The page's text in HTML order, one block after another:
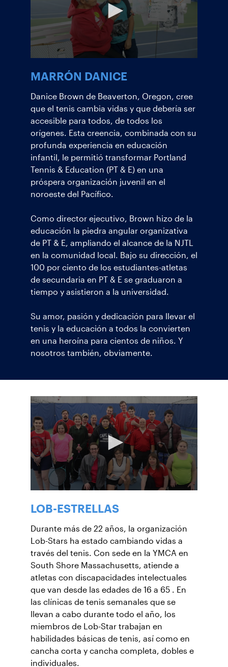
MARRÓN DANICE
Danice Brown de Beaverton, Oregon, cree
que el tenis cambia vidas y que debería ser
accesible para todos, de todos los
orígenes. Esta creencia, combinada con su
profunda experiencia en educación
infantil, le permitió transformar Portland
Tennis & Education (PT & E) en una
próspera organización juvenil en el
noroeste del Pacífico.
Como director ejecutivo, Brown hizo de la
educación la piedra angular organizativa
de PT & E, ampliando el alcance de la NJTL
en la comunidad local. Bajo su dirección, el
100 por ciento de los estudiantes-atletas
de secundaria en PT & E se graduaron a
tiempo y asistieron a la universidad.
Su amor, pasión y dedicación para llevar el
tenis y la educación a todos la convierten
en una heroína para cientos de niños. Y
nosotros también, obviamente.
LOB-ESTRELLAS
Durante más de 22 años, la organización
Lob-Stars ha estado cambiando vidas a
través del tenis. Con sede en la YMCA en
South Shore Massachusetts, atiende a
atletas con discapacidades intelectuales
que van desde las edades de 16 a 65 . En
las clínicas de tenis semanales que se
llevan a cabo durante todo el año, los
miembros de Lob-Star trabajan en
habilidades básicas de tenis, así como en
cancha corta y cancha completa, dobles e
individuales.